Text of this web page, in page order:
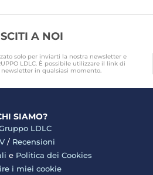
A NOI
solo per inviarti la nostra newsletter e
LDLC. È possibile utilizzare il link di
in qualsiasi momento.
SIAMO?
LDLC
/ Recensioni
e Politica dei Cookies
i miei cookie